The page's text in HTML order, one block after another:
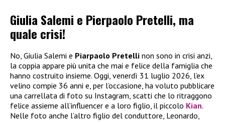
Giulia Salemi e Pierpaolo Pretelli, ma
quale crisi!
No, Giulia Salemi e Piarpaolo Pretelli non sono in crisi anzi,
la coppia appare più unita che mai e felice della famiglia che
hanno costruito insieme. Oggi, venerdì 31 luglio 2026, l’ex
velino compie 36 anni e, per l’occasione, ha voluto pubblicare
una carrellata di foto su Instagram, scatti che lo ritraggono
felice assieme all’influencer e a loro figlio, il piccolo Kian.
Nelle foto anche l’altro figlio del conduttore, Leonardo,